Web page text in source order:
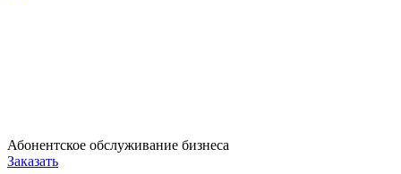
Абонентское обслуживание бизнеса
Заказать